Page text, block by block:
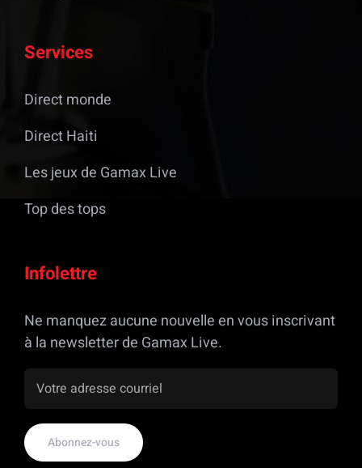
Services
Direct monde
Direct Haiti
Les jeux de Gamax Live
Top des tops
Infolettre
Ne manquez aucune nouvelle en vous inscrivant
à la newsletter de Gamax Live.